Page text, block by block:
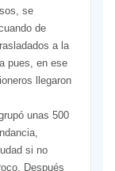
se
de
a la
pues, en ese
llegaron
unas 500
si no
Después